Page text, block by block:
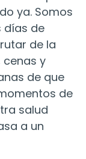
ya. Somos
días de
de la
cenas y
de que
de
salud
a un